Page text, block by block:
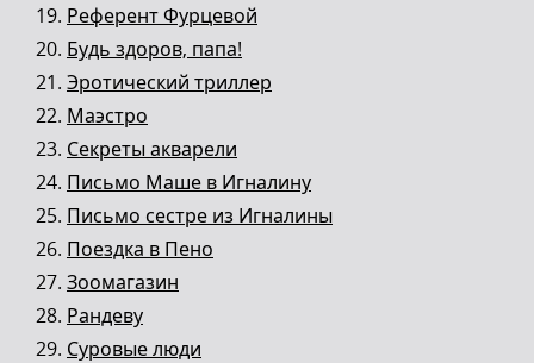
Референт Фурцевой
Будь здоров, папа!
Эротический триллер
Маэстро
Секреты акварели
Письмо Маше в Игналину
Письмо сестре из Игналины
Поездка в Пено
Зоомагазин
Рандеву
Суровые люди